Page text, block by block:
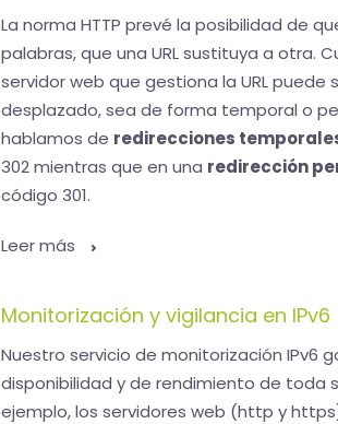
La norma HTTP prevé la posibilidad de
palabras, que una URL sustituya a otra.
servidor web que gestiona la URL puede
desplazado, sea de forma temporal o
hablamos de redirecciones
302 mientras que en una redirección
código 301.
Leer más
Monitorización y vigilancia en IPv6
Nuestro servicio de monitorización IPv6
disponibilidad y de rendimiento de toda
ejemplo, los servidores web (http y